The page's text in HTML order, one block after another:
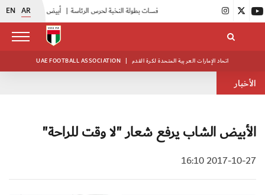
EN AR أبيض الشباب يواصل تدريباته في معسكره بأبوظبي |
UAE FOOTBALL ASSOCIATION | اتحاد الإمارات العربية المتحدة لكرة القدم
الأخبار
الأبيض الشاب يرفع شعار "لا وقت للراحة"
2017-10-27 16:10